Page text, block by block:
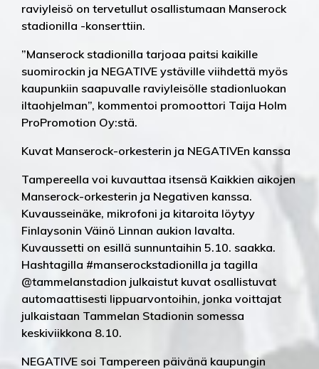
raviyleisö on tervetullut osallistumaan Manserock
stadionilla -konserttiin.
”Manserock stadionilla tarjoaa paitsi kaikille
suomirockin ja NEGATIVE ystäville viihdettä myös
kaupunkiin saapuvalle raviyleisölle stadionluokan
iltaohjelman”, kommentoi promoottori Taija Holm
ProPromotion Oy:stä.
Kuvat Manserock-orkesterin ja NEGATIVEn kanssa
Tampereella voi kuvauttaa itsensä Kaikkien aikojen
Manserock-orkesterin ja Negativen kanssa.
Kuvausseinäke, mikrofoni ja kitaroita löytyy
Finlaysonin Väinö Linnan aukion lavalta.
Kuvaussetti on esillä sunnuntaihin 5.10. saakka.
Hashtagilla #manserockstadionilla ja tagilla
@tammelanstadion julkaistut kuvat osallistuvat
automaattisesti lippuarvontoihin, jonka voittajat
julkaistaan Tammelan Stadionin somessa
keskiviikkona 8.10.
NEGATIVE soi Tampereen päivänä kaupungin